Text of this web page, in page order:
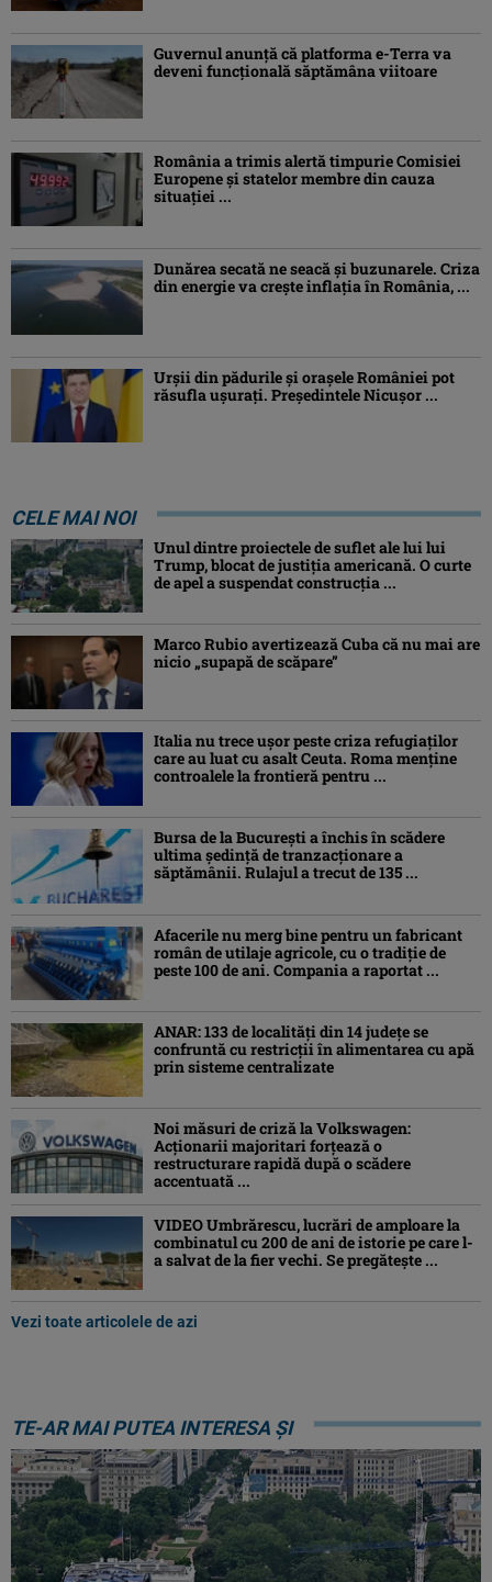
Guvernul anunță că platforma e-Terra va
deveni funcţională săptămâna viitoare
România a trimis alertă timpurie Comisiei
Europene și statelor membre din cauza
situației ...
Dunărea secată ne seacă și buzunarele. Criza
din energie va crește inflația în România, ...
Urșii din pădurile și orașele României pot
răsufla ușurați. Președintele Nicușor ...
CELE MAI NOI
Unul dintre proiectele de suflet ale lui lui
Trump, blocat de justiția americană. O curte
de apel a suspendat construcția ...
Marco Rubio avertizează Cuba că nu mai are
nicio „supapă de scăpare”
Italia nu trece ușor peste criza refugiaților
care au luat cu asalt Ceuta. Roma menține
controalele la frontieră pentru ...
Bursa de la București a închis în scădere
ultima ședință de tranzacționare a
săptămânii. Rulajul a trecut de 135 ...
Afacerile nu merg bine pentru un fabricant
român de utilaje agricole, cu o tradiție de
peste 100 de ani. Compania a raportat ...
ANAR: 133 de localități din 14 județe se
confruntă cu restricții în alimentarea cu apă
prin sisteme centralizate
Noi măsuri de criză la Volkswagen:
Acționarii majoritari forțează o
restructurare rapidă după o scădere
accentuată ...
VIDEO Umbrărescu, lucrări de amploare la
combinatul cu 200 de ani de istorie pe care l-
a salvat de la fier vechi. Se pregătește ...
Vezi toate articolele de azi
TE-AR MAI PUTEA INTERESA ȘI